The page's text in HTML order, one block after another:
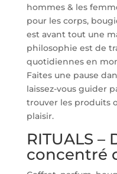
hommes & les
pour les corps,
est avant tout une
philosophie est de
quotidiennes en
Faites une pause
laissez-vous guider
trouver les produits
plaisir.
RITUALS –
concentré